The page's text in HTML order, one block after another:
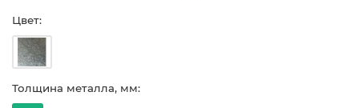
Цвет:
Толщина металла, мм: